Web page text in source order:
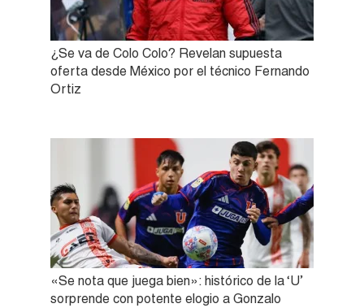
¿Se va de Colo Colo? Revelan supuesta
oferta desde México por el técnico Fernando
Ortiz
«Se nota que juega bien»: histórico de la ‘U’
sorprende con potente elogio a Gonzalo